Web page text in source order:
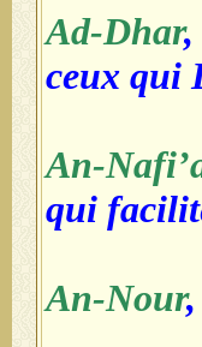
Ad-Dhar,
ceux qui
An-
qui
An-Nour